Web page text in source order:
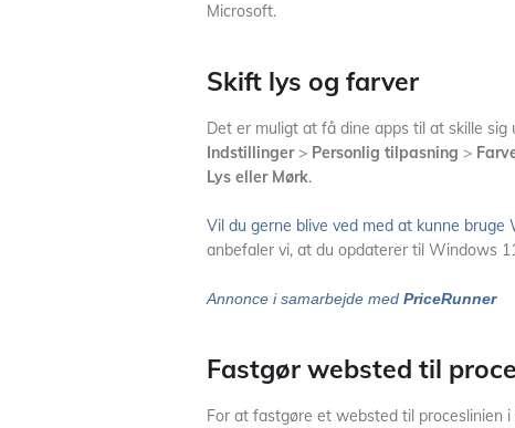
Microsoft.
Skift lys og farver
Det er muligt at få dine apps til at skille
Indstillinger> Personlig tilpasning >
Lys eller Mørk.
Vil du gerne blive ved med at kunne
anbefaler vi, at du opdaterer til Windows
Annonce i samarbejde med PriceRunner
Fastgør websted til
For at fastgøre et websted til proceslinien